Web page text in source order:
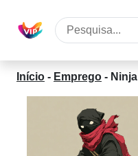
Início - Emprego - Ninja